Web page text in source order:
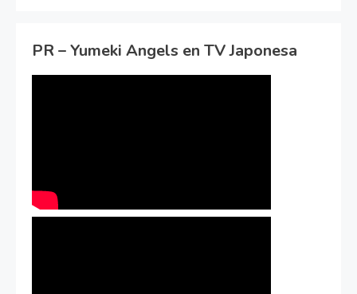
PR – Yumeki Angels en TV Japonesa